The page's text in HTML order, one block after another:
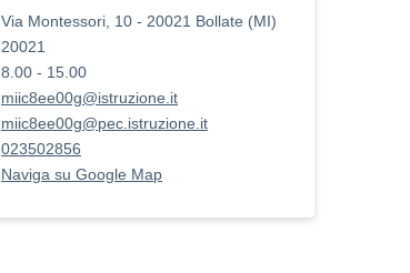
Via Montessori, 10 - 20021 Bollate (MI)
20021
8.00 - 15.00
miic8ee00g@istruzione.it
miic8ee00g@pec.istruzione.it
023502856
Naviga su Google Map